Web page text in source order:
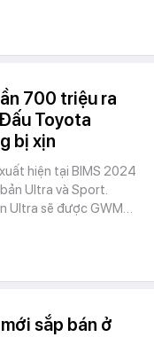
700 triệu ra
Toyota
bị xịn
hiện tại BIMS 2024
Ultra và Sport.
Ultra sẽ được GWM…
sắp bán ở